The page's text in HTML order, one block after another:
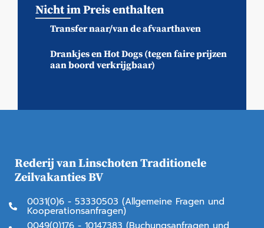
Nicht im Preis enthalten
Transfer naar/van de afvaarthaven
Drankjes en Hot Dogs (tegen faire prijzen
aan boord verkrijgbaar)
Rederij van Linschoten Traditionele
Zeilvakanties BV
0031(0)6 - 53330503 (Allgemeine Fragen und
Kooperationsanfragen)